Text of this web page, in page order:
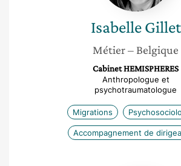
Isabelle Gillet
Métier– Belgique
Cabinet HEMISPHERES
Anthropologue et
psychotraumatologue
Migrations
Accompagnement de